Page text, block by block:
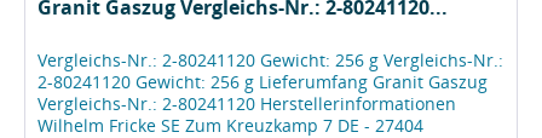
Granit Gaszug Vergleichs-Nr.: 2-80241120...
Vergleichs-Nr.: 2-80241120 Gewicht: 256 g Vergleichs-Nr.:
2-80241120 Gewicht: 256 g Lieferumfang Granit Gaszug
Vergleichs-Nr.: 2-80241120 Herstellerinformationen
Wilhelm Fricke SE Zum Kreuzkamp 7 DE - 27404